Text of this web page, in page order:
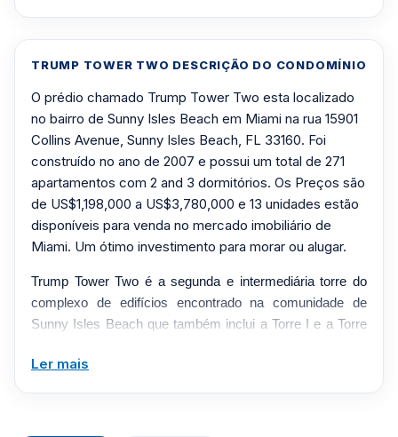
TRUMP TOWER TWO DESCRIÇÃO DO CONDOMÍNIO
O prédio chamado Trump Tower Two esta localizado
no bairro de Sunny Isles Beach em Miami na rua 15901
Collins Avenue, Sunny Isles Beach, FL 33160. Foi
construído no ano de 2007 e possui um total de 271
apartamentos com 2 and 3 dormitórios. Os Preços são
de US$1,198,000 a US$3,780,000 e 13 unidades estão
disponíveis para venda no mercado imobiliário de
Miami. Um ótimo investimento para morar ou alugar.
Trump Tower Two é a segunda e intermediária torre do
complexo de edifícios encontrado na comunidade de
Sunny Isles Beach que também inclui a Torre I e a Torre
mar mais cobiçados de Miami Beach atualmente
Ler mais